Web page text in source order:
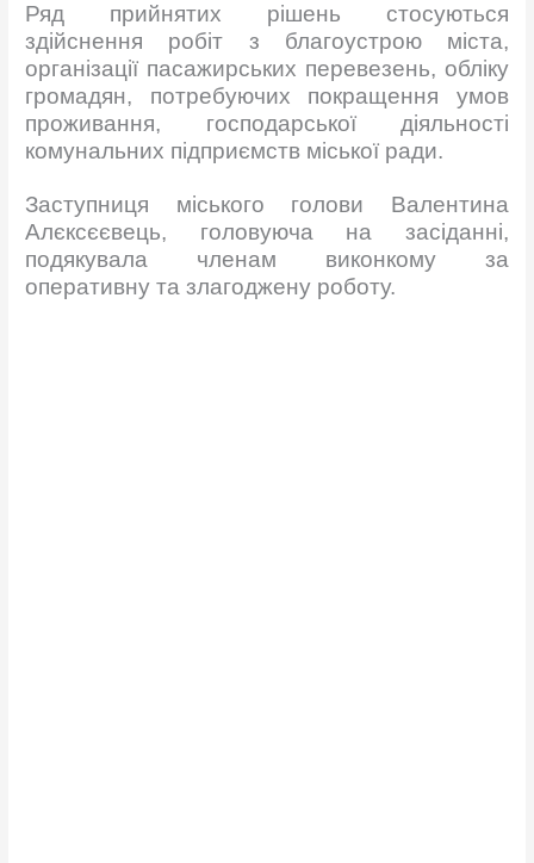
Ряд прийнятих рішень стосуються
здійснення робіт з благоустрою міста,
організації пасажирських перевезень, обліку
громадян, потребуючих покращення умов
проживання, господарської діяльності
комунальних підприємств міської ради.
Заступниця міського голови Валентина
Алєксєєвець, головуюча на засіданні,
подякувала членам виконкому за
оперативну та злагоджену роботу.